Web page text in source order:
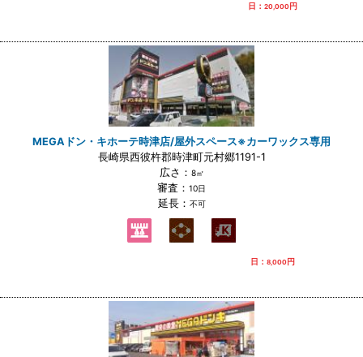
日： 20,000円
MEGAドン・キホーテ時津店/屋外スペース※カーワックス専用
長崎県西彼杵郡時津町元村郷1191-1
広さ： 8㎡
審査： 10日
延長： 不可
日： 8,000円